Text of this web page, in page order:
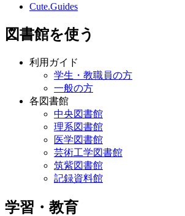
Cute.Guides
図書館を使う
利用ガイド
学生・教職員の方
一般の方
各図書館
中央図書館
理系図書館
医学図書館
芸術工学図書館
筑紫図書館
記録資料館
学習・教育